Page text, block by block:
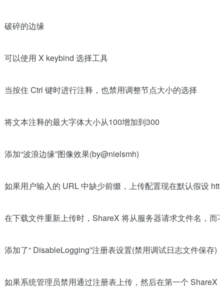
破碎的边缘
可以使用 X keybind 选择工具
当按住 Ctrl 键时进行注释，也禁用调整节点大小的选择
将文本注释的最大字体大小从100增加到300
添加“波浪边缘”图像效果(by@nielsmh)
如果用户输入的 URL 中缺少前缀，上传配置现在默认假设
在下载文件重新上传时，ShareX 将从服务器请求文件名，
添加了“ DisableLogging”注册表设置(禁用调试日志文件保存)
如果系统管理员禁用通过注册表上传，然后在第一个 ShareX